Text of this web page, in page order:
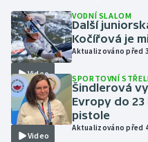
Golf
Gymnastika
Házená
Jezdectví
Video
VODNÍ SLALOM
Další
Kočířová je
Aktualizováno před
Video
SPORTOVNÍ
Šindlerová
Evropy do
pistole
Aktualizováno před